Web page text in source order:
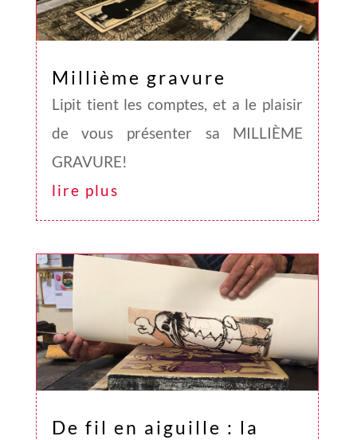
Millième gravure
Lipit tient les comptes, et a le plaisir
de vous présenter sa MILLIÈME
GRAVURE!
lire plus
De fil en aiguille : la